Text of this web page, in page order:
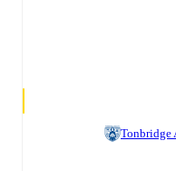
Tonbridge